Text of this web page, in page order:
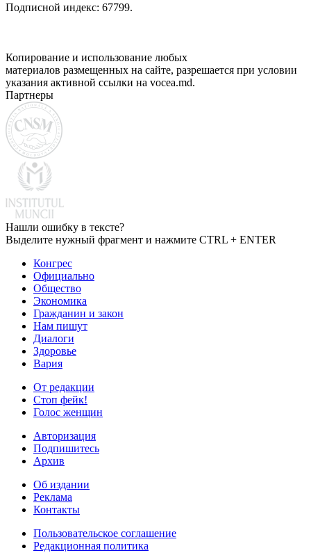
Подписной индекс: 67799.
Копирование и использование любых
материалов размещенных на сайте, разрешается при условии
указания активной ссылки на vocea.md.
Партнеры
Нашли ошибку в тексте?
Выделите нужный фрагмент и нажмите CTRL + ENTER
Конгрес
Официально
Общество
Экономика
Гражданин и закон
Нам пишут
Диалоги
Здоровье
Вария
От редакции
Стоп фейк!
Голос женщин
Авторизация
Подпишитесь
Архив
Об издании
Реклама
Контакты
Пользовательское соглашение
Редакционная политика